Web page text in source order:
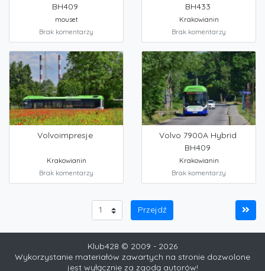
BH409
mouset
Brak komentarzy
BH433
Krakowianin
Brak komentarzy
Volvoimpresje
Krakowianin
Brak komentarzy
Volvo 7900A Hybrid
BH409
Krakowianin
Brak komentarzy
Klub428 © 2009 - 2026
Wykorzystanie materiałów zawartych na stronie dozwolone
jest wyłącznie za zgodą autorów!